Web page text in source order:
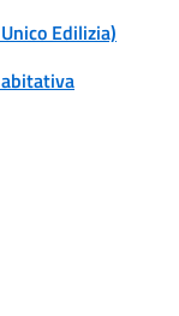
Edilizia)